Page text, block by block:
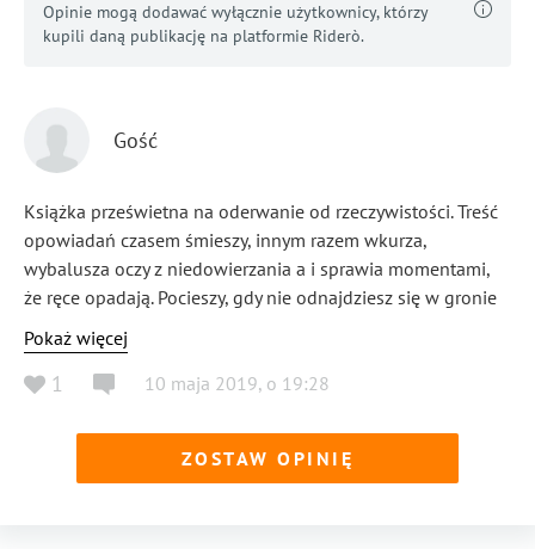
Opinie mogą dodawać wyłącznie użytkownicy, którzy
kupili daną publikację na platformie Riderò.
Gość
Książka prześwietna na oderwanie od rzeczywistości. Treść
opowiadań czasem śmieszy, innym razem wkurza,
wybalusza oczy z niedowierzania a i sprawia momentami,
że ręce opadają. Pocieszy, gdy nie odnajdziesz się w gronie
bohaterów. Dla mnie osobiście, nieprzewidywalność biegu
wydarzeń, jak również zakończenia każdego epizodu,
podkreśla wyjątkowość powyższej lektury i zachęca do
jeszcze 😊
Pokaż więcej
1 10 maja 2019, o 19:28
ZOSTAW OPINIĘ